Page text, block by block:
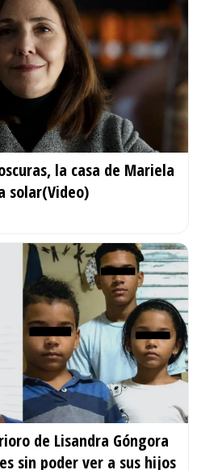
la casa de Mariela
solar(Video)
de Lisandra Góngora
sin poder ver a sus hijos